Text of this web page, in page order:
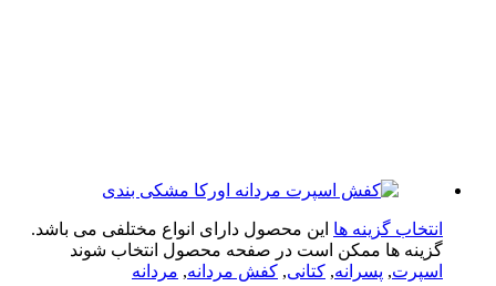
گزینه ها این محصول دارای انواع مختلفی می باشد.
ها ممکن است در صفحه محصول انتخاب شوند
پسرانه,کتانی ,کفش مردانه, مردانه